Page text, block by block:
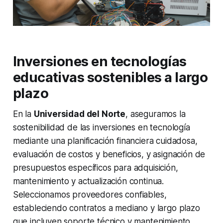
Inversiones en tecnologías
educativas sostenibles a largo
plazo
En la Universidad del Norte, aseguramos la
sostenibilidad de las inversiones en tecnología
mediante una planificación financiera cuidadosa,
evaluación de costos y beneficios, y asignación de
presupuestos específicos para adquisición,
mantenimiento y actualización continua.
Seleccionamos proveedores confiables,
estableciendo contratos a mediano y largo plazo